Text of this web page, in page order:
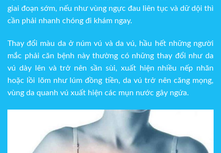
giai đoạn sớm, nếu như vùng ngực đau liên tục và dữ dội thì
cần phải nhanh chóng đi khám ngay.
Thay đổi màu da ở núm vú và da vú, hầu hết những người
mắc phải căn bệnh này thường có những thay đổi như da
vú dày lên và trở nên sần sùi, xuất hiện nhiều nếp nhăn
hoặc lồi lõm như lúm đồng tiền, da vú trở nên căng mọng,
vùng da quanh vú xuất hiện các mụn nước gây ngứa.